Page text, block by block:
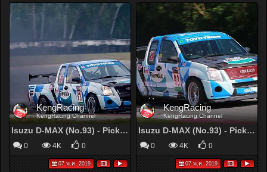
KengRacing
KengRacing Channel
Isuzu D-MAX (No.93) - Pickup Open - Toyo 3K Racing Car Thailand 2017 Round 5 - YouTube
0 4K 0
07 พ.ค. 2019
KengRacing
KengRacing Channel
Isuzu D-MAX (No.93) - Pickup Open - Toyo 3K Racing Car Thailand 2017 Round 4 - YouTube
0 4K 0
07 พ.ค. 2019